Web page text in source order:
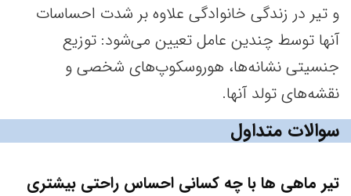
و تیر در زندگی خانوادگی علاوه بر شدت احساسات
آنها توسط چندین عامل تعیین می‌شود: توزیع
جنسیتی نشانه‌ها، هوروسکوپ‌های شخصی و
نقشه‌های تولد آنها.
سوالات متداول
تیر ماهی ها با چه کسانی احساس راحتی بیشتری